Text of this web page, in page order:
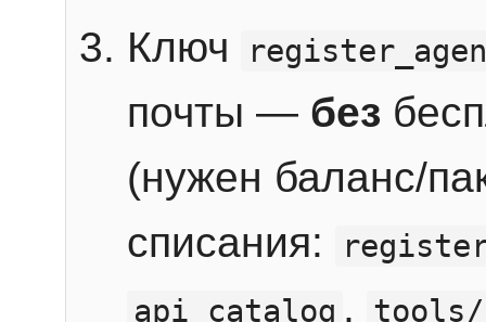
Ключ
почты — без
(нужен баланс/
списания:
api_catalog ,